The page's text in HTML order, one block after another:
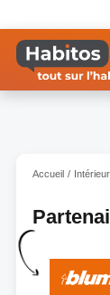
contenu
principal
Accueil Intérieur